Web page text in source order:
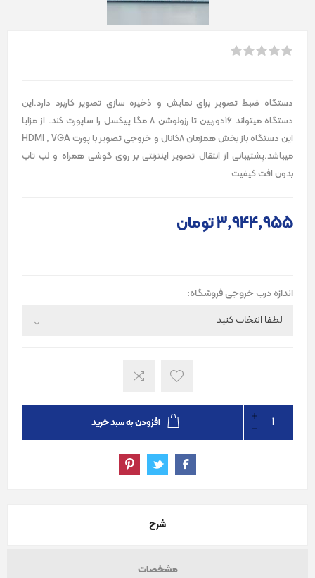
دستگاه ضبط تصویر برای نمایش و ذخیره سازی تصویر کاربرد دارد.این
دستگاه میتواند 16دوربین تا رزولوشن 8 مگا پیکسل را ساپورت کند. از مزایا
این دستگاه باز بخش همزمان 8کانال و خروجی تصویر با پورت HDMI , VGA
میباشد.پشتیبانی از انتقال تصویر اینترنتی بر روی گوشی همراه و لب تاب
بدون افت کیفیت
3٬944٬955 تومان
اندازه درب خروجی فروشگاه:
افزودن به سبد خرید
شرح
مشخصات